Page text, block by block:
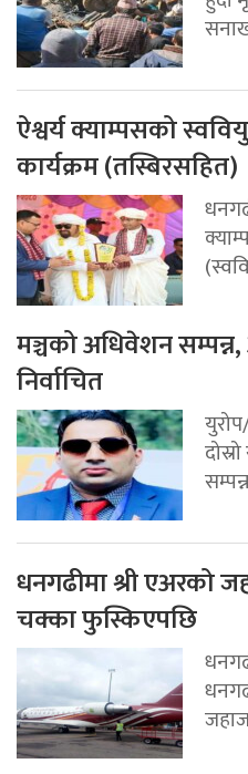
ऐश्वर्य क्याम्पसको
कार्यक्रम (तस्बिरसहित)
मञ्चको अधिवेशन
निर्वाचित
धनगढीमा श्री एअरको
चक्का फुस्किएपछि